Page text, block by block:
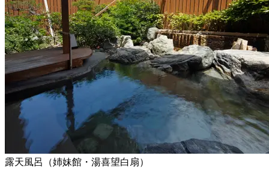
露天風呂（姉妹館・湯喜望白扇）